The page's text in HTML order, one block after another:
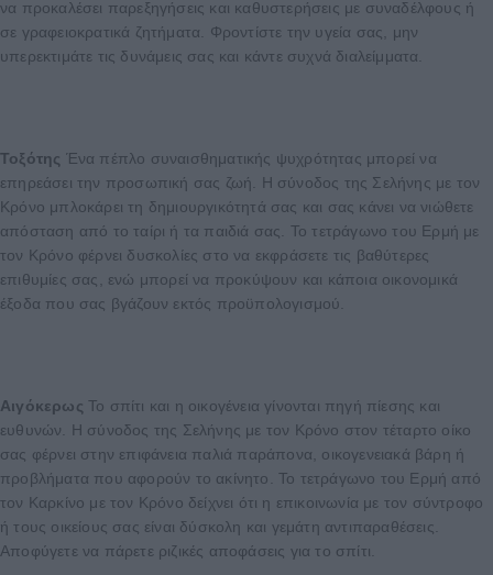
να προκαλέσει παρεξηγήσεις και καθυστερήσεις με συναδέλφους ή
σε γραφειοκρατικά ζητήματα. Φροντίστε την υγεία σας, μην
υπερεκτιμάτε τις δυνάμεις σας και κάντε συχνά διαλείμματα.
Τοξότης Ένα πέπλο συναισθηματικής ψυχρότητας μπορεί να
επηρεάσει την προσωπική σας ζωή. Η σύνοδος της Σελήνης με τον
Κρόνο μπλοκάρει τη δημιουργικότητά σας και σας κάνει να νιώθετε
απόσταση από το ταίρι ή τα παιδιά σας. Το τετράγωνο του Ερμή με
τον Κρόνο φέρνει δυσκολίες στο να εκφράσετε τις βαθύτερες
επιθυμίες σας, ενώ μπορεί να προκύψουν και κάποια οικονομικά
έξοδα που σας βγάζουν εκτός προϋπολογισμού.
Αιγόκερως Το σπίτι και η οικογένεια γίνονται πηγή πίεσης και
ευθυνών. Η σύνοδος της Σελήνης με τον Κρόνο στον τέταρτο οίκο
σας φέρνει στην επιφάνεια παλιά παράπονα, οικογενειακά βάρη ή
προβλήματα που αφορούν το ακίνητο. Το τετράγωνο του Ερμή από
τον Καρκίνο με τον Κρόνο δείχνει ότι η επικοινωνία με τον σύντροφο
ή τους οικείους σας είναι δύσκολη και γεμάτη αντιπαραθέσεις.
Αποφύγετε να πάρετε ριζικές αποφάσεις για το σπίτι.